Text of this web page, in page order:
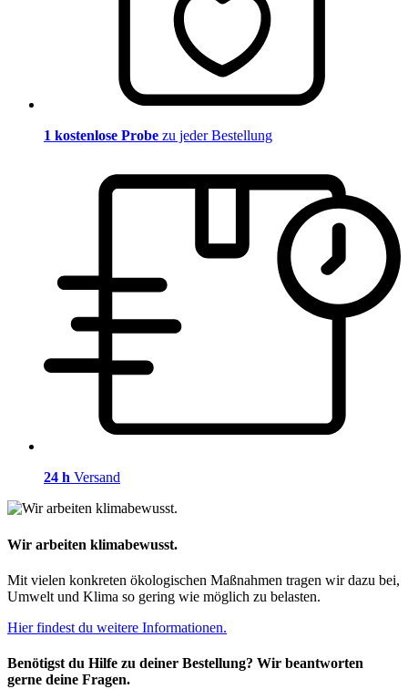
1 kostenlose Probe zu jeder Bestellung
24 h Versand
Wir arbeiten klimabewusst.
Mit vielen konkreten ökologischen Maßnahmen tragen wir dazu bei,
Umwelt und Klima so gering wie möglich zu belasten.
Hier findest du weitere Informationen.
Benötigst du Hilfe zu deiner Bestellung? Wir beantworten
gerne deine Fragen.